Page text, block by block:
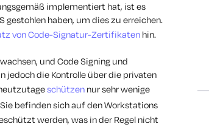
implementiert hat, ist es
gestohlen haben, um dies zu erreichen.
von Code-Signatur-Zertifikaten hin.
und Code Signing und
jedoch die Kontrolle über die privaten
schützen nur sehr wenige
befinden sich auf den Workstations
werden, was in der Regel nicht